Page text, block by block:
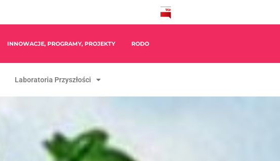
INNOWACJE, PROGRAMY, PROJEKTY RODO
Laboratoria Przyszłości